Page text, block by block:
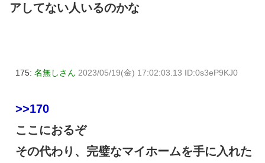
アしてない人いるのかな
175: 名無しさん 2023/05/19(金) 17:02:03.13 ID:0s3eP9KJ0
>>170
ここにおるぞ
その代わり、完璧なマイホームを手に入れた